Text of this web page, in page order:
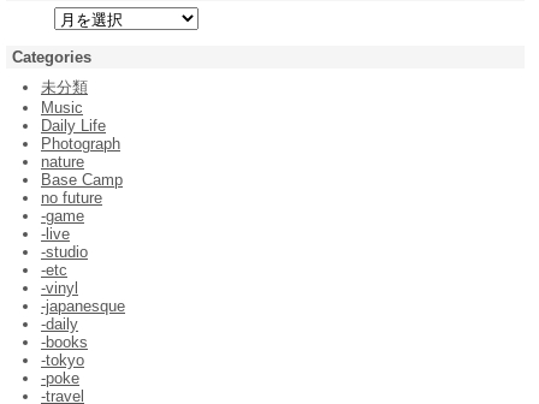
Categories
未分類
Music
Daily Life
Photograph
nature
Base Camp
no future
-game
-live
-studio
-etc
-vinyl
-japanesque
-daily
-books
-tokyo
-poke
-travel